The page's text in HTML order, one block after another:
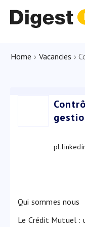
Home › Vacancies ›
Qui sommes nous
Le Crédit Mutuel :